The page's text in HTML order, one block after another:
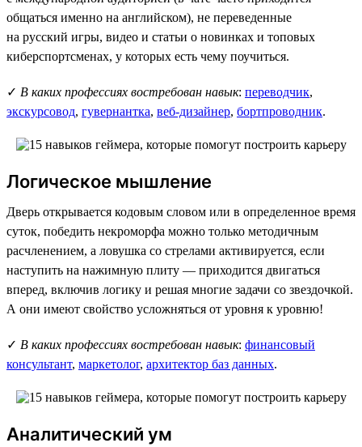
общаться именно на английском), не переведенные
на русский игры, видео и статьи о новинках и топовых
киберспортсменах, у которых есть чему поучиться.
✓ В каких профессиях востребован навык: переводчик,
экскурсовод, гувернантка, веб-дизайнер, бортпроводник.
Логическое мышление
Дверь открывается кодовым словом или в определенное время
суток, победить некроморфа можно только методичным
расчленением, а ловушка со стрелами активируется, если
наступить на нажимную плиту — приходится двигаться
вперед, включив логику и решая многие задачи со звездочкой.
А они имеют свойство усложняться от уровня к уровню!
✓ В каких профессиях востребован навык: финансовый
консультант, маркетолог, архитектор баз данных.
Аналитический ум